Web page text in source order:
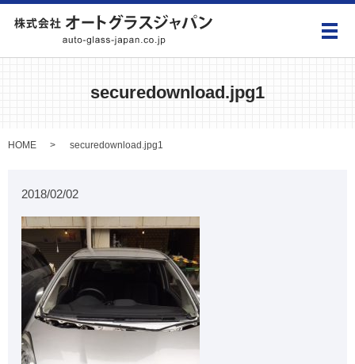
メ
securedownload.jpg1
HOME securedownload.jpg1
2018/02/02